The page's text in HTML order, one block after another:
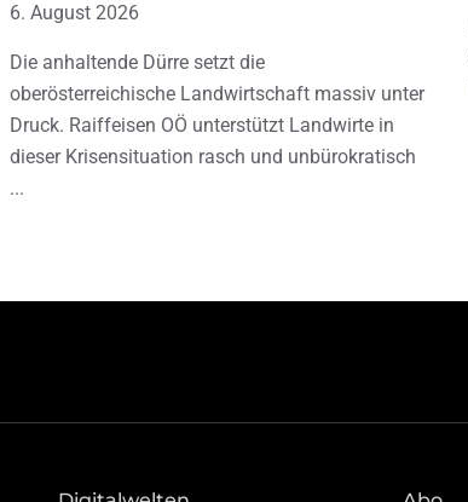
6. August 2026
Die anhaltende Dürre setzt die
oberösterreichische Landwirtschaft massiv unter
Druck. Raiffeisen OÖ unterstützt Landwirte in
dieser Krisensituation rasch und unbürokratisch